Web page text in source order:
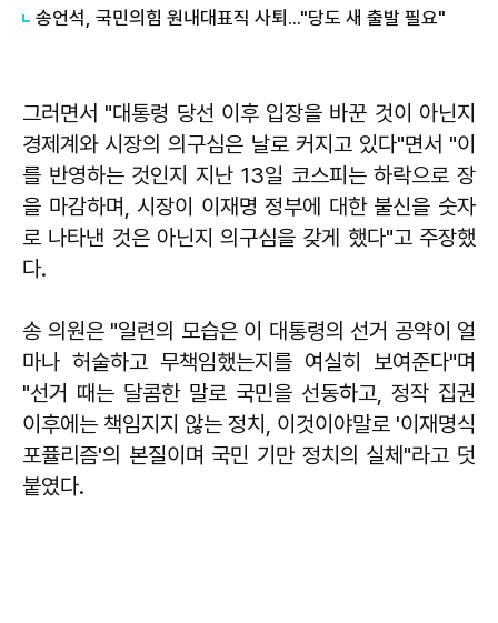
송언석, 국민의힘 원내대표직 사퇴..."당도 새 출발 필요"
그러면서 "대통령 당선 이후 입장을 바꾼 것이 아닌지
경제계와 시장의 의구심은 날로 커지고 있다"면서 "이
를 반영하는 것인지 지난 13일 코스피는 하락으로 장
을 마감하며, 시장이 이재명 정부에 대한 불신을 숫자
로 나타낸 것은 아닌지 의구심을 갖게 했다"고 주장했
다.
송 의원은 "일련의 모습은 이 대통령의 선거 공약이 얼
마나 허술하고 무책임했는지를 여실히 보여준다"며
"선거 때는 달콤한 말로 국민을 선동하고, 정작 집권
이후에는 책임지지 않는 정치, 이것이야말로 '이재명식
포퓰리즘'의 본질이며 국민 기만 정치의 실체"라고 덧
붙였다.